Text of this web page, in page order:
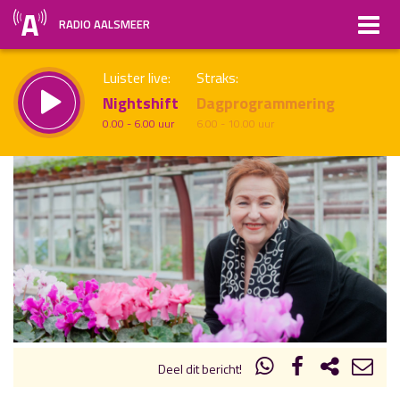
RADIO AALSMEER
Luister live:
Nightshift
0.00 - 6.00 uur
Straks:
Dagprogrammering
6.00 - 10.00 uur
Vorig uur uur 1 van x Volgend uur
Inklappen
Deel dit bericht!